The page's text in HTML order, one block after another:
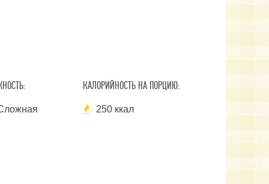
КАЛОРИЙНОСТЬ НА ПОРЦИЮ:
250 ккал